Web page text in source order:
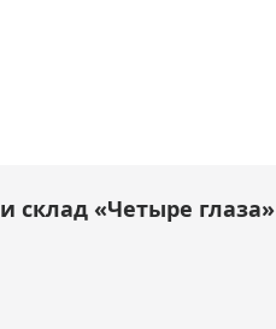
склад «Четыре глаза»